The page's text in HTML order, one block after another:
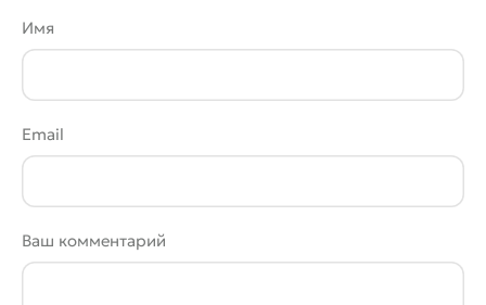
Имя
Email
Ваш комментарий